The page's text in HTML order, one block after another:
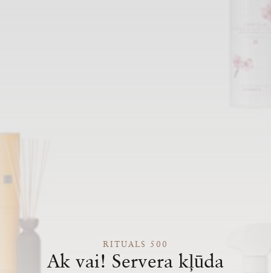
RITUALS 500
Ak vai! Servera kļūda